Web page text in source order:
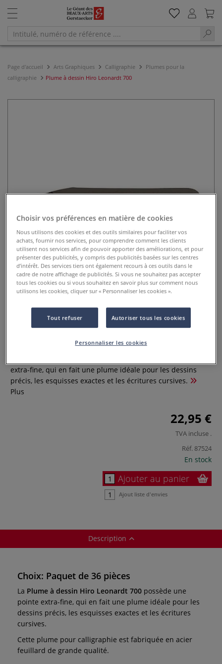
Page d'accueil Arts Graphiques Calligraphie
Plumes pour la
calligraphie
Plume à dessin Hiro Leonardt 700
Plume à dessin Hiro Leonardt 700
0 Commentaires
extra-fine, qui en fait une plume idéale pour les dessins
précis, les esquisses exactes et les écritures cursives.
Plus
22,95 €
TVA incluse .
Réf. 87524
En stock
Ajouter au panier
Ajout liste d'envies
Description
Choix: Paquet de 36 pièces
La Plume à dessin Hiro Leonardt 700 possède une
pointe extra-fine, qui en fait une plume idéale pour les
dessins précis, les esquisses exactes et les écritures
cursives.
Cette plume pour calligraphie est fabriquée en acier
feuillard de grande qualité.
Choisir vos préférences en matière de cookies
Nous utilisons des cookies et des outils similaires pour faciliter vos
achats, fournir nos services, pour comprendre comment les clients
utilisent nos services afin de pouvoir apporter des améliorations, et pour
présenter des publicités, y compris des publicités basées sur les centres
d’intérêt. Des services tiers ont également recours à ces outils dans le
cadre de notre affichage de publicités. Si vous ne souhaitez pas accepter
tous les cookies ou si vous souhaitez en savoir plus sur comment nous
utilisons les cookies, cliquer sur « Personnaliser les cookies ».
Tout refuser Autoriser tous les cookies
Personnaliser les cookies